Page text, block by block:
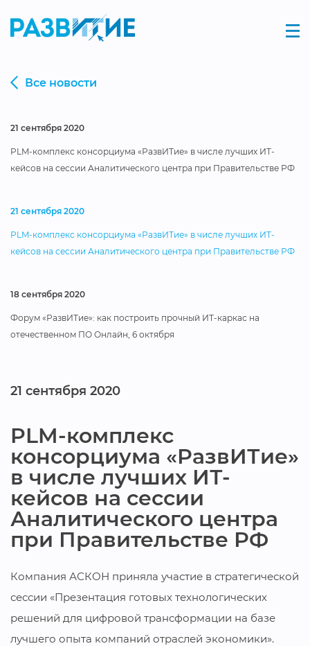
Все новости
21 сентября 2020
PLM-комплекс консорциума «РазвИТие» в числе лучших ИТ-
кейсов на сессии Аналитического центра при Правительстве РФ
21 сентября 2020
PLM-комплекс консорциума «РазвИТие» в числе лучших ИТ-
кейсов на сессии Аналитического центра при Правительстве РФ
18 сентября 2020
Форум «РазвИТие»: как построить прочный ИТ-каркас на
отечественном ПО Онлайн, 6 октября
21 сентября 2020
PLM-комплекс
консорциума «РазвИТие»
в числе лучших ИТ-
кейсов на сессии
Аналитического центра
при Правительстве РФ
Компания АСКОН приняла участие в стратегической
сессии «Презентация готовых технологических
решений для цифровой трансформации на базе
лучшего опыта компаний отраслей экономики».